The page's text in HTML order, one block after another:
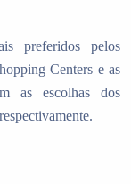
preferidos pelos
Centers e as
as escolhas dos